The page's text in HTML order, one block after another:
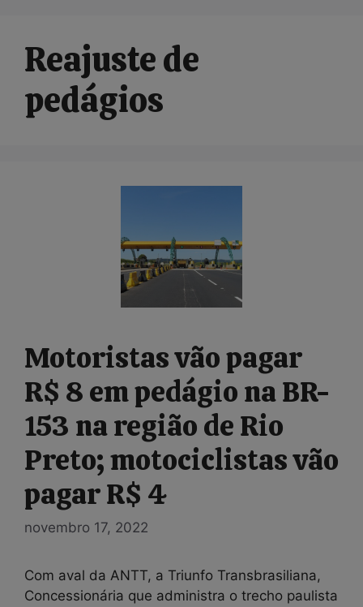
Reajuste de
pedágios
Motoristas vão pagar
R$ 8 em pedágio na BR-
153 na região de Rio
Preto; motociclistas vão
pagar R$ 4
novembro 17, 2022
Com aval da ANTT, a Triunfo Transbrasiliana,
Concessionária que administra o trecho paulista